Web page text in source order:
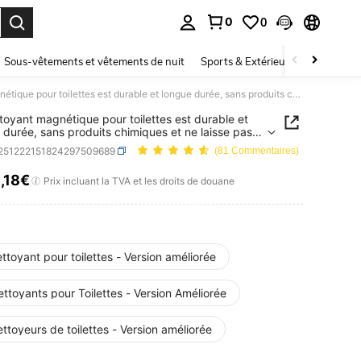
0 0
Sous-vêtements et vêtements de nuit Sports & Extérieur Enfants
Ce nettoyant magnétique pour toilettes est durable et longue durée, sans produits chimiques et ne laisse pas de taches. C'est un produit de nettoyage essentiel pour la maison, ainsi qu'un outil pratique pour les appartements et les résidences universitaires. C'est également un article indispensable pour le nettoyage de la maison et de la salle de bain.
magnétique pour toilettes est durable et
durée, sans produits chimiques et ne laisse pas
C'est un produit de nettoyage essentiel pour
ainsi qu'un outil pratique pour les
et les résidences universitaires. C'est
un article indispensable pour le nettoyage de
(81 Commentaires)
AND AVAILABILITY
,18€ Prix incluant la TVA et les droits de douane
pour toilettes - Version améliorée
pour Toilettes - Version Améliorée
de toilettes - Version améliorée